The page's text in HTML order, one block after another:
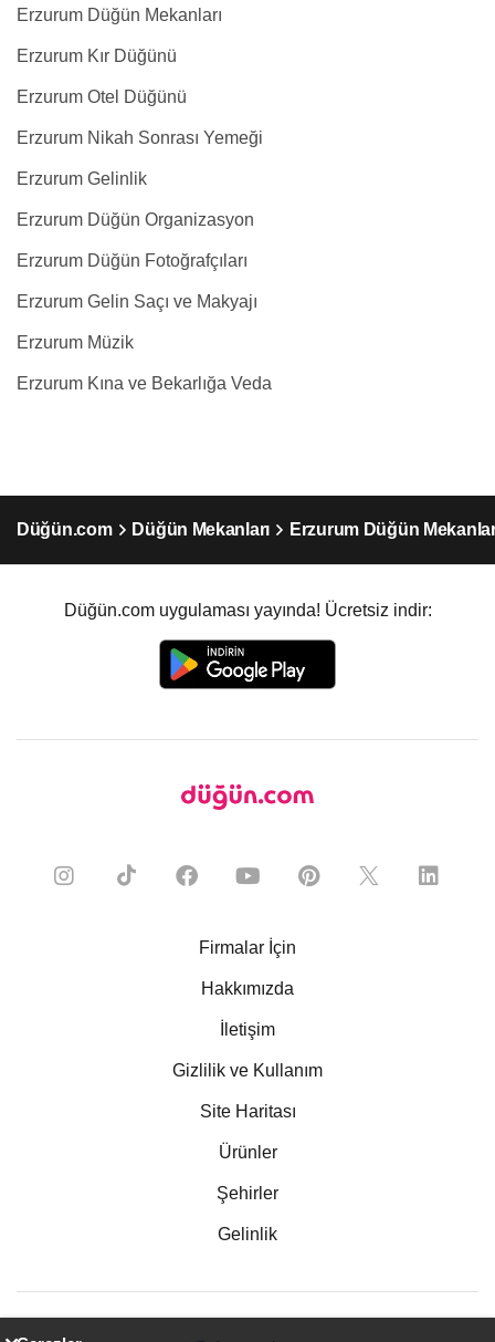
Erzurum Düğün Mekanları
Erzurum Kır Düğünü
Erzurum Otel Düğünü
Erzurum Nikah Sonrası Yemeği
Erzurum Gelinlik
Erzurum Düğün Organizasyon
Erzurum Düğün Fotoğrafçıları
Erzurum Gelin Saçı ve Makyajı
Erzurum Müzik
Erzurum Kına ve Bekarlığa Veda
Düğün.com Düğün Mekanları Erzurum Düğün
Düğün.com uygulaması yayında! Ücretsiz indir:
Firmalar İçin
Hakkımızda
İletişim
Gizlilik ve Kullanım
Site Haritası
Ürünler
Şehirler
Gelinlik